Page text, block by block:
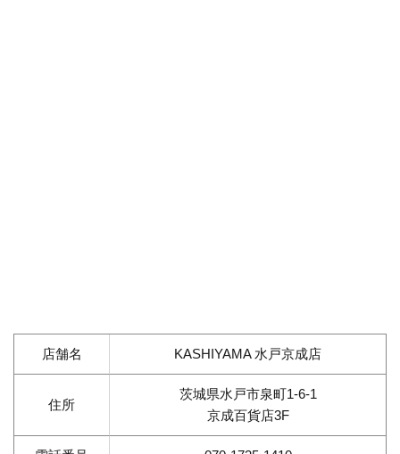
店舗名 KASHIYAMA 水戸京成店
住所
茨城県水戸市泉町1-6-1
京成百貨店3F